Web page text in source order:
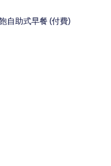
自助式早餐 (付費)